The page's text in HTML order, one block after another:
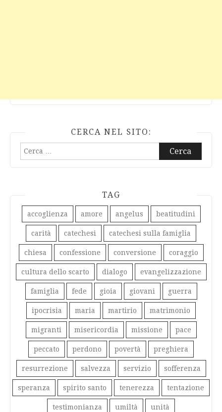
CERCA NEL SITO:
Ricerca
TAG
accoglienza amore angelus beatitudini
carità catechesi catechesi sulla famiglia
chiesa confessione conversione coraggio
cultura dello scarto dialogo evangelizzazione
famiglia fede gioia giovani guerra
ipocrisia maria martirio matrimonio
migranti misericordia missione pace
peccato perdono povertà preghiera
resurrezione salvezza servizio sofferenza
speranza spirito santo tenerezza tentazione
testimonianza umiltà unità